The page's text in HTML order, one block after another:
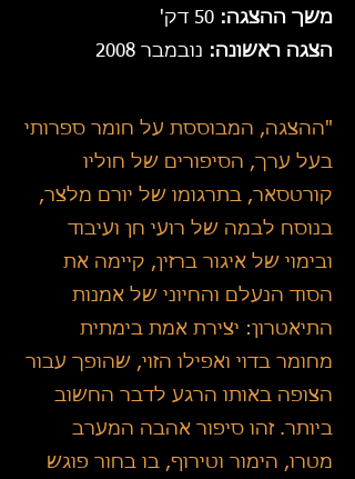
משך ההצגה: 50 דק'
הצגה ראשונה: נובמבר 2008
"ההצגה, המבוססת על חומר ספרותי
בעל ערך, הסיפורים של חוליו
קורטסאר, בתרגומו של יורם מלצר,
בנוסח לבמה של רועי חן ועיבוד
ובימוי של איגור ברזין, קיימה את
הסוד הנעלם והחיוני של אמנות
התיאטרון: יצירת אמת בימתית
מחומר בדוי ואפילו הזוי, שהופך עבור
הצופה באותו הרגע לדבר החשוב
ביותר. זהו סיפור אהבה המערב
מטרו, הימור וטירוף, בו בחור פוגש